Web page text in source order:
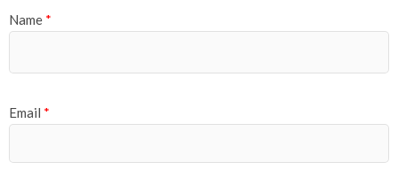
Name *
Email *